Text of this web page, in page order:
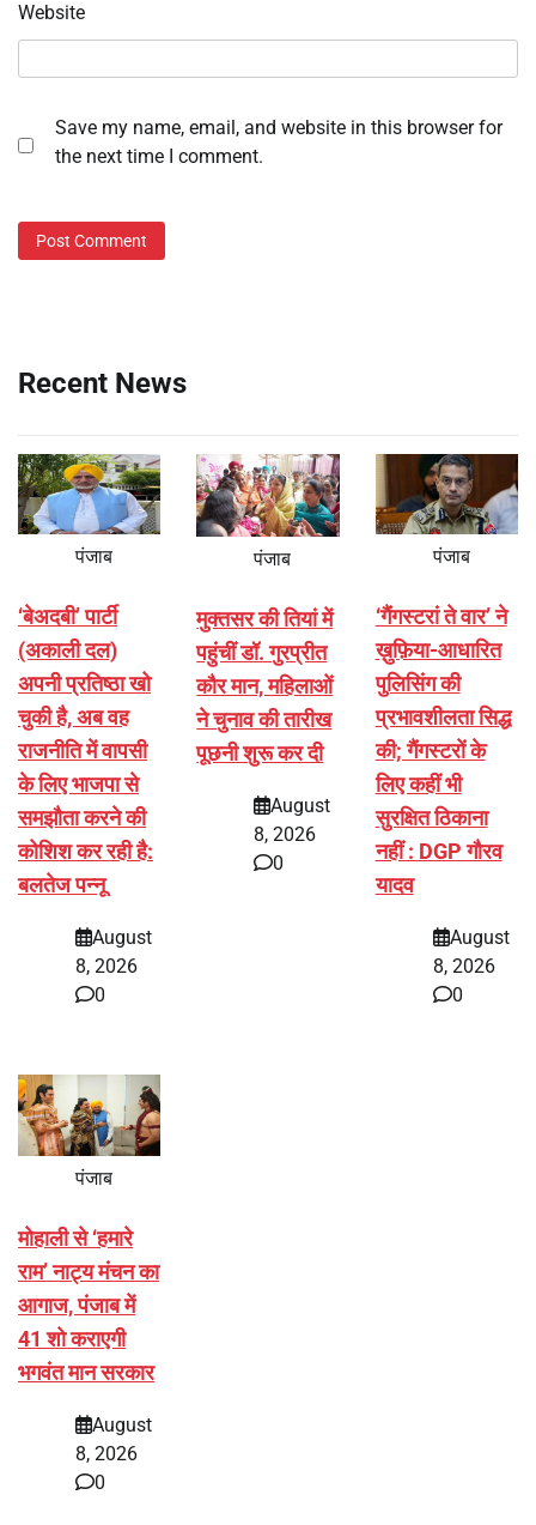
Website
Save my name, email, and website in this browser for
the next time I comment.
Recent News
पंजाब
‘बेअदबी’ पार्टी
(अकाली दल)
अपनी प्रतिष्ठा खो
चुकी है, अब वह
राजनीति में वापसी
के लिए भाजपा से
समझौता करने की
कोशिश कर रही है:
बलतेज पन्नू
August
8, 2026
0
पंजाब
मुक्तसर की तियां में
पहुंचीं डॉ. गुरप्रीत
कौर मान, महिलाओं
ने चुनाव की तारीख
पूछनी शुरू कर दी
August
8, 2026
0
पंजाब
‘गैंगस्टरां ते वार’ ने
ख़ुफ़िया-आधारित
पुलिसिंग की
प्रभावशीलता सिद्ध
की; गैंगस्टरों के
लिए कहीं भी
सुरक्षित ठिकाना
नहीं : DGP गौरव
यादव
August
8, 2026
0
पंजाब
मोहाली से ‘हमारे
राम’ नाट्य मंचन का
आगाज, पंजाब में
41 शो कराएगी
भगवंत मान सरकार
August
8, 2026
0